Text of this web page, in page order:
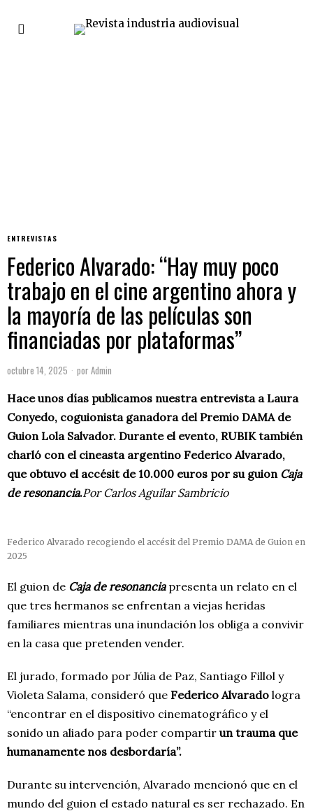
ENTREVISTAS
Federico Alvarado: “Hay muy poco
trabajo en el cine argentino ahora y
la mayoría de las películas son
financiadas por plataformas”
octubre 14, 2025 por Admin
Hace unos días publicamos nuestra entrevista a Laura
Conyedo, coguionista ganadora delPremio DAMA de
Guion Lola Salvador. Durante el evento, RUBIK también
charló con el cineasta argentino Federico Alvarado,
que obtuvo el accésit de 10.000 euros por su guion Caja
de resonancia.Por Carlos Aguilar Sambricio
Federico Alvarado recogiendo el accésit del Premio DAMA de Guion en
2025
El guion de Caja de resonanciapresenta un relato en el
que tres hermanos se enfrentan a viejas heridas
familiares mientras una inundación los obliga a convivir
en la casa que pretenden vender.
El jurado, formado por Júlia de Paz, Santiago Fillol y
Violeta Salama, consideró que Federico Alvarado logra
“encontrar en el dispositivo cinematográfico y el
sonido un aliado para poder compartir un trauma que
humanamente nos desbordaría”.
Durante su intervención, Alvarado mencionó que en el
mundo del guion el estado natural es ser rechazado. En